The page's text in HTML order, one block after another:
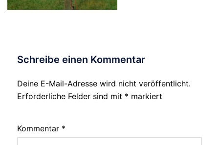
Schreibe einen Kommentar
Deine E-Mail-Adresse wird nicht veröffentlicht.
Erforderliche Felder sind mit * markiert
Kommentar *